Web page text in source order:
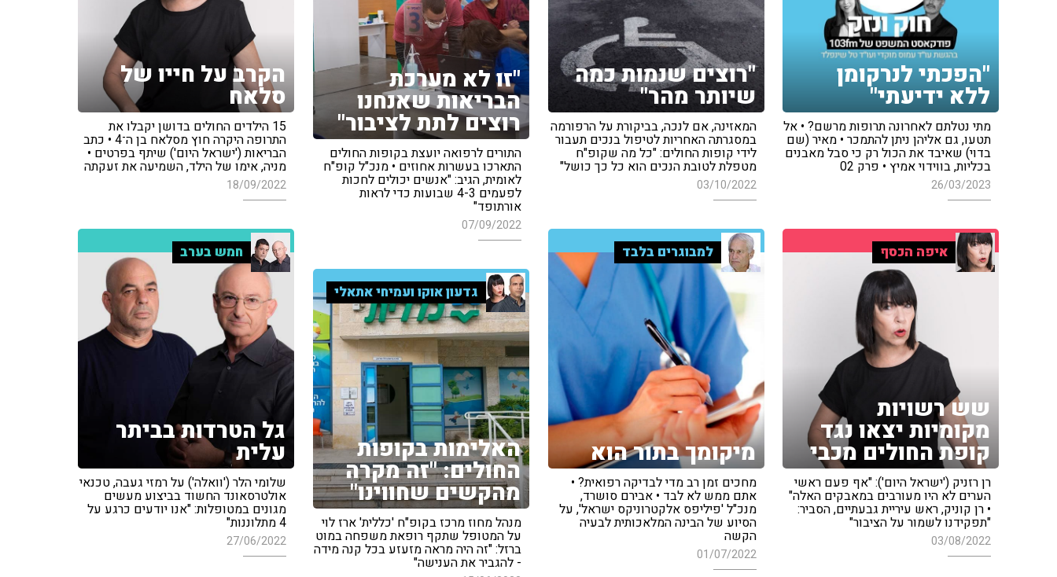
"הפכתי לנרקומן
ללא ידיעתי"
מתי נטלתם לאחרונה תרופות מרשם? • אל
תטעו, גם אליהן ניתן להתמכר • מאיר (שם
בדוי) שאיבד את הכול רק כי סבל מאבנים
בכליות, בווידוי אמיץ • פרק 02
26/03/2023
"רוצים שנמות כמה
שיותר מהר"
המאזינה, אם לנכה, בביקורת על הרפורמה
במסגרתה האחריות לטיפול בנכים תעבור
לידי קופות החולים: "כל מה שקופ"ח
מטפלת לטובת הנכים הוא כל כך כושל"
03/10/2022
הקרב על חייו של
סלאח
15 הילדים החולים בדושן יקבלו את
התרופה היקרה חוץ מסלאח בן ה־4 • כתב
הבריאות ('ישראל היום') שיתף בפרטים •
מניה, אימו של הילד, השמיעה את זעקתה
18/09/2022
"זו לא מערכת
הבריאות שאנחנו
רוצים לתת לציבור"
התורים לרפואה יועצת בקופות החולים
התארכו בעשרות אחוזים • מנכ"ל קופ"ח
לאומית, הגיב: "אנשים יכולים לחכות
לפעמים 4-3 שבועות כדי לראות
אורתופד"
07/09/2022
איפה הכסף
שש רשויות
מקומיות יצאו נגד
קופת החולים מכבי
רן רזניק ('ישראל היום'): "אף פעם ראשי
הערים לא היו מעורבים במאבקים האלה"
• רן קוניק, ראש עיריית גבעתיים, הסביר:
"תפקידנו לשמור על הציבור"
03/08/2022
למבוגרים בלבד
מיקומך בתור הוא
מחכים זמן רב מדי לבדיקה רפואית? •
אתם ממש לא לבד • אבירם סושרד,
מנכ"ל 'פיליפס אלקטרוניקס ישראל', על
הסיוע של הבינה המלאכותית לבעיה
הקשה
01/07/2022
חמש בערב
גל הטרדות בביתר
עלית
שלומי הלר ('וואלה') על רמזי געבה, טכנאי
אולטרסאונד החשוד בביצוע מעשים
מגונים במטופלות: "אנו יודעים כרגע על
4 מתלוננות"
27/06/2022
גדעון אוקו ועמיחי אתאלי
האלימות בקופות
החולים: "זה מקרה
מהקשים שחווינו"
מנהל מחוז מרכז בקופ"ח 'כללית' ארז לוי
על המטופל שתקף רופאת משפחה במוט
ברזל: "זה היה מראה מזעזע בכל קנה מידה
- להגביר את הענישה"